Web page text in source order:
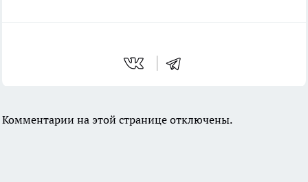
Комментарии на этой странице отключены.